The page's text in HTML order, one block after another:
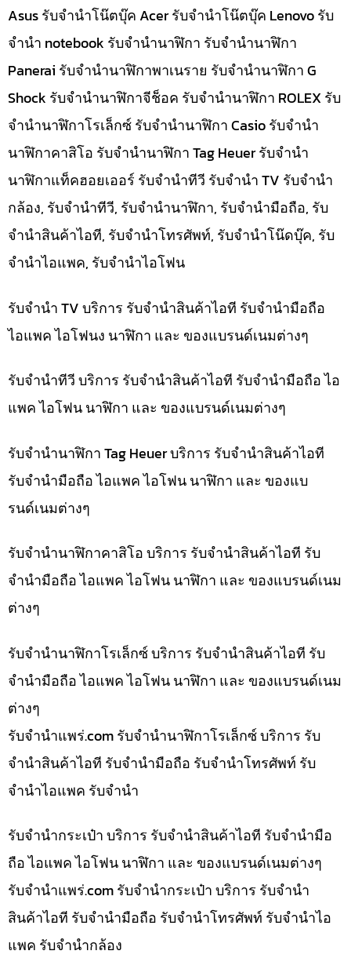
Asus รับจำนำโน๊ตบุ๊ค Acer รับจำนำโน๊ตบุ๊ค Lenovo รับ
จำนำ notebook รับจำนำนาฬิกา รับจำนำนาฬิกา
Panerai รับจำนำนาฬิกาพาเนราย รับจำนำนาฬิกา G
Shock รับจำนำนาฬิกาจีช็อค รับจำนำนาฬิกา ROLEX รับ
จำนำนาฬิกาโรเล็กซ์ รับจำนำนาฬิกา Casio รับจำนำ
นาฬิกาคาสิโอ รับจำนำนาฬิกา Tag Heuer รับจำนำ
นาฬิกาแท็คฮอยเออร์ รับจำนำทีวี รับจำนำ TV รับจำนำ
กล้อง, รับจำนำทีวี, รับจำนำนาฬิกา, รับจำนำมือถือ, รับ
จำนำสินค้าไอที, รับจำนำโทรศัพท์, รับจำนำโน๊ดบุ๊ค, รับ
จำนำไอแพค, รับจำนำไอโฟน
รับจำนำ TV บริการ รับจำนำสินค้าไอที รับจำนำมือถือ
ไอแพค ไอโฟนง นาฬิกา และ ของแบรนด์เนมต่างๆ
รับจำนำทีวี บริการ รับจำนำสินค้าไอที รับจำนำมือถือ ไอ
แพค ไอโฟน นาฬิกา และ ของแบรนด์เนมต่างๆ
รับจำนำนาฬิกา Tag Heuer บริการ รับจำนำสินค้าไอที
รับจำนำมือถือ ไอแพค ไอโฟน นาฬิกา และ ของแบ
รนด์เนมต่างๆ
รับจำนำนาฬิกาคาสิโอ บริการ รับจำนำสินค้าไอที รับ
จำนำมือถือ ไอแพค ไอโฟน นาฬิกา และ ของแบรนด์เนม
ต่างๆ
รับจำนำนาฬิกาโรเล็กซ์ บริการ รับจำนำสินค้าไอที รับ
จำนำมือถือ ไอแพค ไอโฟน นาฬิกา และ ของแบรนด์เนม
ต่างๆ
รับจํานําแพร่.com รับจำนำนาฬิกาโรเล็กซ์ บริการ รับ
จำนำสินค้าไอที รับจำนำมือถือ รับจำนำโทรศัพท์ รับ
จำนำไอแพค รับจำนำ
รับจำนำกระเป๋า บริการ รับจำนำสินค้าไอที รับจำนำมือ
ถือ ไอแพค ไอโฟน นาฬิกา และ ของแบรนด์เนมต่างๆ
รับจํานําแพร่.com รับจำนำกระเป๋า บริการ รับจำนำ
สินค้าไอที รับจำนำมือถือ รับจำนำโทรศัพท์ รับจำนำไอ
แพค รับจำนำกล้อง